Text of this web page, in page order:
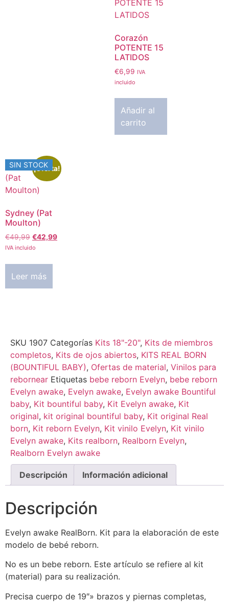
Corazón
POTENTE 15
LATIDOS
€6,99 IVA
incluido
Añadir al
carrito
¡Oferta!
SIN STOCK
Sydney (Pat
Moulton)
€49,99 €42,99
IVA incluido
Leer más
SKU 1907 Categorías Kits 18"-20", Kits de miembros
completos, Kits de ojos abiertos, KITS REAL BORN
(BOUNTIFUL BABY), Ofertas de material, Vinilos para
rebornear Etiquetas bebe reborn Evelyn, bebe reborn
Evelyn awake, Evelyn awake, Evelyn awake Bountiful
baby, Kit bountiful baby, Kit Evelyn awake, Kit
original, kit original bountiful baby, Kit original Real
born, Kit reborn Evelyn, Kit vinilo Evelyn, Kit vinilo
Evelyn awake, Kits realborn, Realborn Evelyn,
Realborn Evelyn awake
Descripción Información adicional
Descripción
Evelyn awake RealBorn. Kit para la elaboración de este
modelo de bebé reborn.
No es un bebe reborn. Este artículo se refiere al kit
(material) para su realización.
Precisa cuerpo de 19″» brazos y piernas completas,